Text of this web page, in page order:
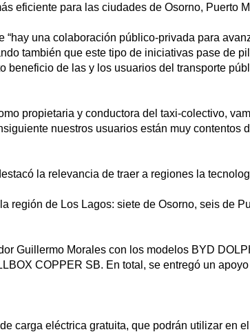
eficiente para las ciudades de Osorno, Puerto
una colaboración público-privada para
también que este tipo de iniciativas pase de
de las y los usuarios del transporte
propietaria y conductora del taxi-colectivo,
nuestros usuarios están muy contentos
la relevancia de traer a regiones la
región de Los Lagos: siete de Osorno, seis de
Guillermo Morales con los modelos BYD
COPPER SB. En total, se entregó un
carga eléctrica gratuita, que podrán utilizar en